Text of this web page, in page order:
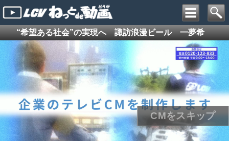
“希望ある社会”の実現へ 諏訪浪漫ビール 一夢希